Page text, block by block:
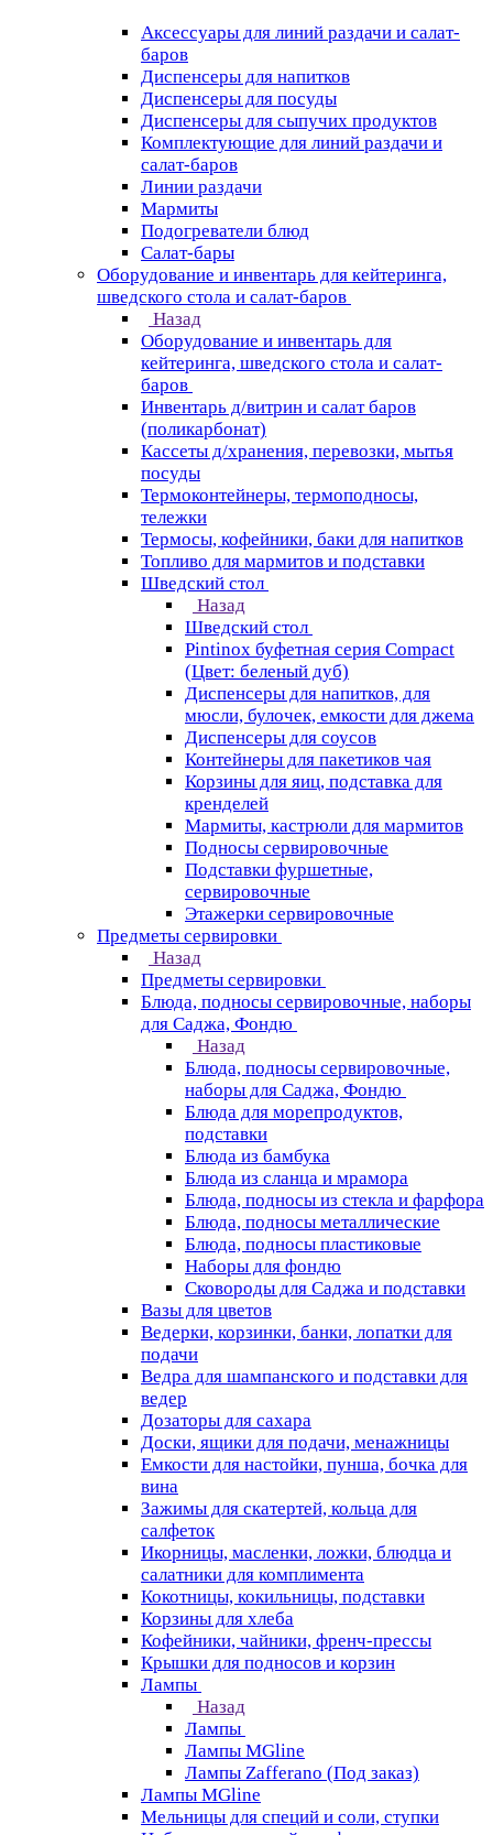
Аксессуары для линий раздачи и салат-
баров
Диспенсеры для напитков
Диспенсеры для посуды
Диспенсеры для сыпучих продуктов
Комплектующие для линий раздачи и
салат-баров
Линии раздачи
Мармиты
Подогреватели блюд
Салат-бары
Оборудование и инвентарь для кейтеринга,
шведского стола и салат-баров
Назад
Оборудование и инвентарь для
кейтеринга, шведского стола и салат-
баров
Инвентарь д/витрин и салат баров
(поликарбонат)
Кассеты д/хранения, перевозки, мытья
посуды
Термоконтейнеры, термоподносы,
тележки
Термосы, кофейники, баки для напитков
Топливо для мармитов и подставки
Шведский стол
Назад
Шведский стол
Pintinox буфетная серия Compact
(Цвет: беленый дуб)
Диспенсеры для напитков, для
мюсли, булочек, емкости для джема
Диспенсеры для соусов
Контейнеры для пакетиков чая
Корзины для яиц, подставка для
кренделей
Мармиты, кастрюли для мармитов
Подносы сервировочные
Подставки фуршетные,
сервировочные
Этажерки сервировочные
Предметы сервировки
Назад
Предметы сервировки
Блюда, подносы сервировочные, наборы
для Саджа, Фондю
Назад
Блюда, подносы сервировочные,
наборы для Саджа, Фондю
Блюда для морепродуктов,
подставки
Блюда из бамбука
Блюда из сланца и мрамора
Блюда, подносы из стекла и фарфора
Блюда, подносы металлические
Блюда, подносы пластиковые
Наборы для фондю
Сковороды для Саджа и подставки
Вазы для цветов
Ведерки, корзинки, банки, лопатки для
подачи
Ведра для шампанского и подставки для
ведер
Дозаторы для сахара
Доски, ящики для подачи, менажницы
Емкости для настойки, пунша, бочка для
вина
Зажимы для скатертей, кольца для
салфеток
Икорницы, масленки, ложки, блюдца и
салатники для комплимента
Кокотницы, кокильницы, подставки
Корзины для хлеба
Кофейники, чайники, френч-прессы
Крышки для подносов и корзин
Лампы
Назад
Лампы
Лампы MGline
Лампы Zafferano (Под заказ)
Лампы MGline
Мельницы для специй и соли, ступки